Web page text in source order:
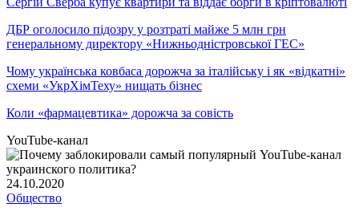
ДБР оголосило підозру у розтраті майже 5 млн грн
генеральному директору «Нижньодністровської ГЕС»
Чому українська ковбаса дорожча за італійську і як «відкатні»
схеми «УкрХімТеху» нищать бізнес
Коли «фармацевтика» дорожча за совість
YouTube-канал
24.10.2020
Общество